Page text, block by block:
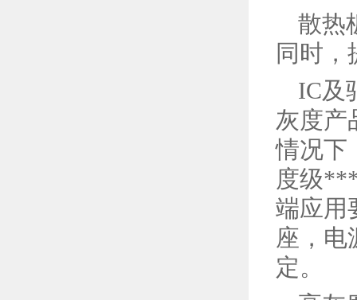
散热
同时，
IC及
灰度产
情况下
度级
端应用
座，电
定。